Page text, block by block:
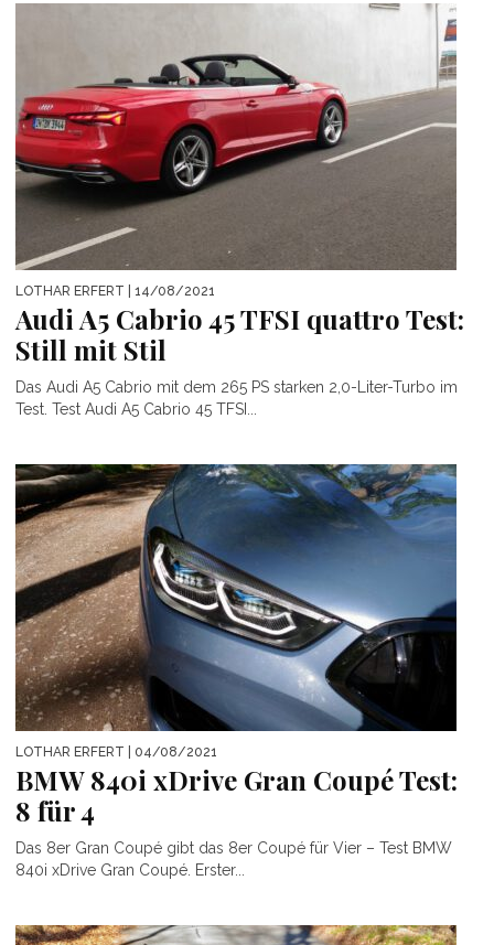
LOTHAR ERFERT | 14/08/2021
Audi A5 Cabrio 45 TFSI quattro Test:
Still mit Stil
Das Audi A5 Cabrio mit dem 265 PS starken 2,0-Liter-Turbo im
Test. Test Audi A5 Cabrio 45 TFSI...
LOTHAR ERFERT | 04/08/2021
BMW 840i xDrive Gran Coupé Test:
8 für 4
Das 8er Gran Coupé gibt das 8er Coupé für Vier – Test BMW
840i xDrive Gran Coupé. Erster...